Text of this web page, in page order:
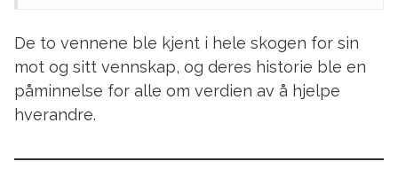
De to vennene ble kjent i hele skogen for sin
mot og sitt vennskap, og deres historie ble en
påminnelse for alle om verdien av å hjelpe
hverandre.